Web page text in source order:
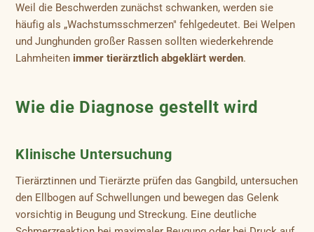
Weil die Beschwerden zunächst schwanken, werden sie
häufig als „Wachstumsschmerzen" fehlgedeutet. Bei Welpen
und Junghunden großer Rassen sollten wiederkehrende
Lahmheiten immer tierärztlich abgeklärt werden.
Wie die Diagnose gestellt wird
Klinische Untersuchung
Tierärztinnen und Tierärzte prüfen das Gangbild, untersuchen
den Ellbogen auf Schwellungen und bewegen das Gelenk
vorsichtig in Beugung und Streckung. Eine deutliche